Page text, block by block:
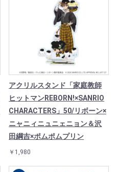
アクリルスタンド「家庭教師
ヒットマンREBORN!×SANRIO
CHARACTERS」50/リボーン×
ニャニィニュニェニョン＆沢
田綱吉×ポムポムプリン
￥1,980